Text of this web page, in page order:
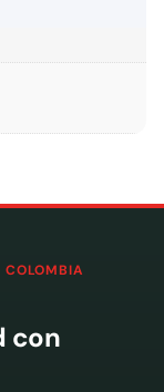
COLOMBIA
con